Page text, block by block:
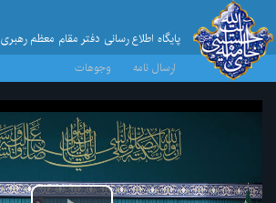
پایگاه اطلاع رسانی دفتر مقام معظم رهبری
ارسال نامه
وجوهات